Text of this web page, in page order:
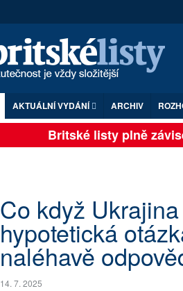
AKTUÁLNÍ VYDÁNÍ ARCHIV
Britské listy plně
Co když
hypotetická
naléhavě
14. 7. 2025